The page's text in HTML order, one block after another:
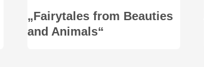
„Fairytales from Beauties
and Animals“